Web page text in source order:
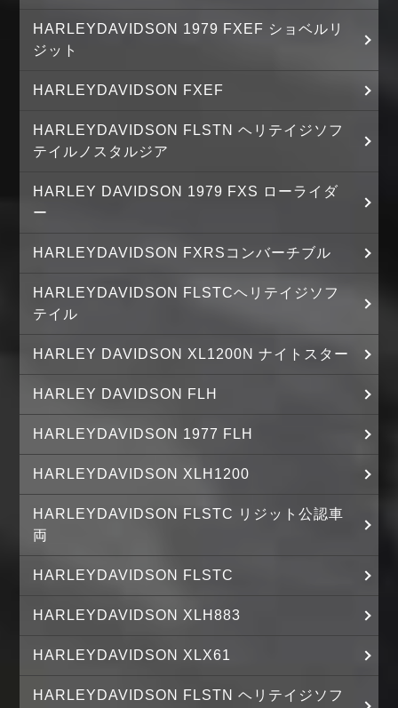
HARLEYDAVIDSON 1979 FXEF ショベルリ
ジット
HARLEYDAVIDSON FXEF
HARLEYDAVIDSON FLSTN ヘリテイジソフ
テイルノスタルジア
HARLEY DAVIDSON 1979 FXS ローライダ
ー
HARLEYDAVIDSON FXRSコンバーチブル
HARLEYDAVIDSON FLSTCヘリテイジソフ
テイル
HARLEY DAVIDSON XL1200N ナイトスター
HARLEY DAVIDSON FLH
HARLEYDAVIDSON 1977 FLH
HARLEYDAVIDSON XLH1200
HARLEYDAVIDSON FLSTC リジット公認車
両
HARLEYDAVIDSON FLSTC
HARLEYDAVIDSON XLH883
HARLEYDAVIDSON XLX61
HARLEYDAVIDSON FLSTN ヘリテイジソフ